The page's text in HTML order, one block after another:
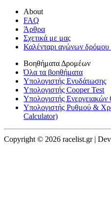
About
FAQ
Άρθρα
Σχετικά με μας
Καλένταρι αγώνων δρόμου
Βοηθήματα Δρομέων
Όλα τα βοηθήματα
Υπολογιστής Ενυδάτωσης
Υπολογιστής Cooper Test
Υπολογιστής Ενεργειακών
Υπολογιστής Ρυθμού &
Calculator)
Copyright © 2026 racelist.gr |